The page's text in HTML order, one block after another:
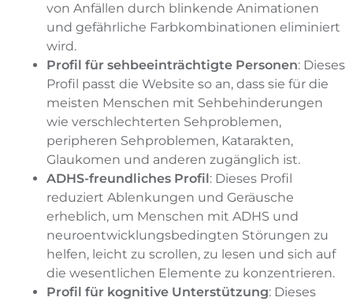
von Anfällen durch blinkende Animationen
und gefährliche Farbkombinationen eliminiert
wird.
Profil für sehbeeinträchtigte Personen: Dieses
Profil passt die Website so an, dass sie für die
meisten Menschen mit Sehbehinderungen
wie verschlechterten Sehproblemen,
peripheren Sehproblemen, Katarakten,
Glaukomen und anderen zugänglich ist.
ADHS-freundliches Profil : Dieses Profil
reduziert Ablenkungen und Geräusche
erheblich, um Menschen mit ADHS und
neuroentwicklungsbedingten Störungen zu
helfen, leicht zu scrollen, zu lesen und sich auf
die wesentlichen Elemente zu konzentrieren.
Profil für kognitive Unterstützung: Dieses